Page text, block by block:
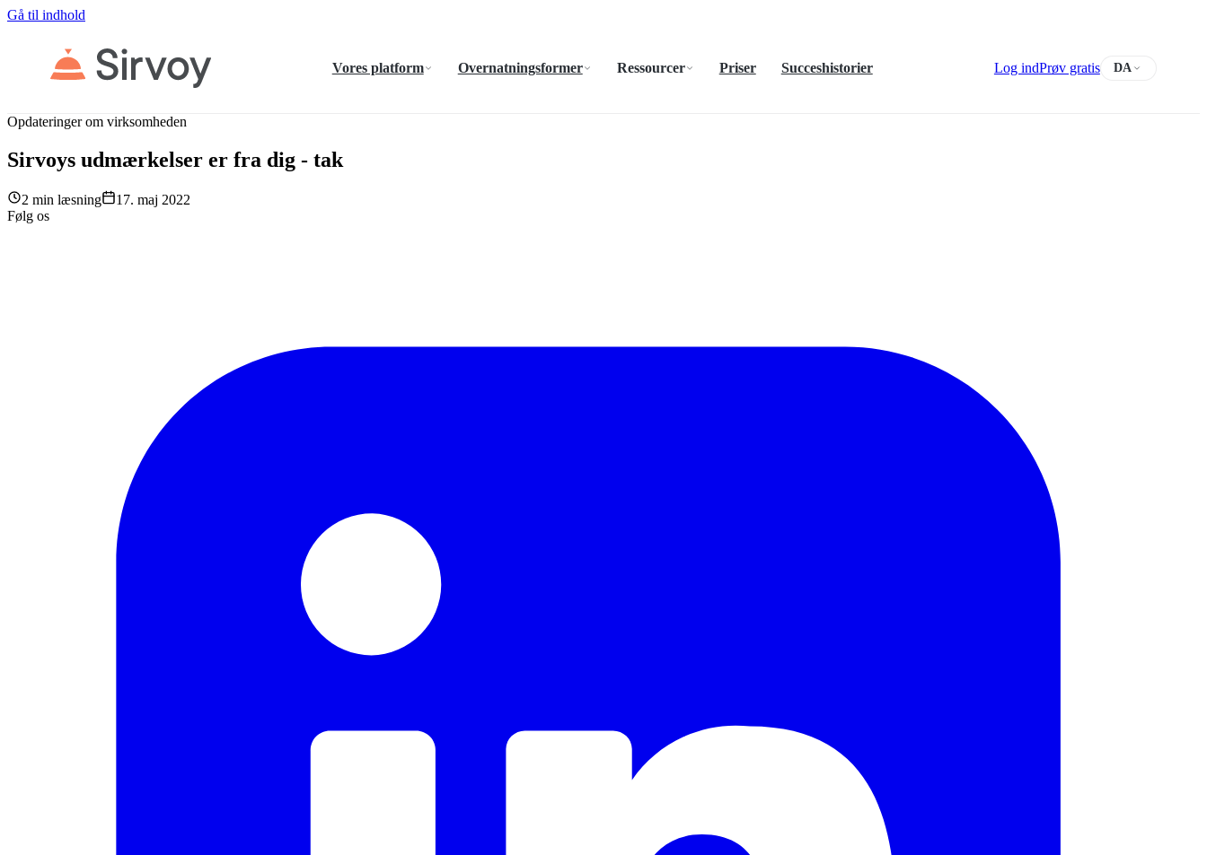
Gå til indhold
Vores platform Overnatningsformer Ressourcer Priser Succeshistorier Log indPrøv gratis DA
Opdateringer om virksomheden
Sirvoys udmærkelser er fra dig - tak
2 min læsning
17. maj 2022
Følg os